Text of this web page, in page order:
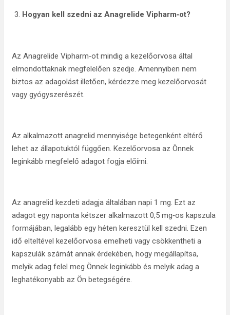
Hogyan kell szedni az Anagrelide Vipharm‑ot?
Az Anagrelide Vipharm‑ot mindig a kezelőorvosa által
elmondottaknak megfelelően szedje. Amennyiben nem
biztos az adagolást illetően, kérdezze meg kezelőorvosát
vagy gyógyszerészét.
Az alkalmazott anagrelid mennyisége betegenként eltérő
lehet az állapotuktól függően. Kezelőorvosa az Önnek
leginkább megfelelő adagot fogja előírni.
Az anagrelid kezdeti adagja általában napi 1 mg. Ezt az
adagot egy naponta kétszer alkalmazott 0,5 mg‑os kapszula
formájában, legalább egy héten keresztül kell szedni. Ezen
idő elteltével kezelőorvosa emelheti vagy csökkentheti a
kapszulák számát annak érdekében, hogy megállapítsa,
melyik adag felel meg Önnek leginkább és melyik adag a
leghatékonyabb az Ön betegségére.